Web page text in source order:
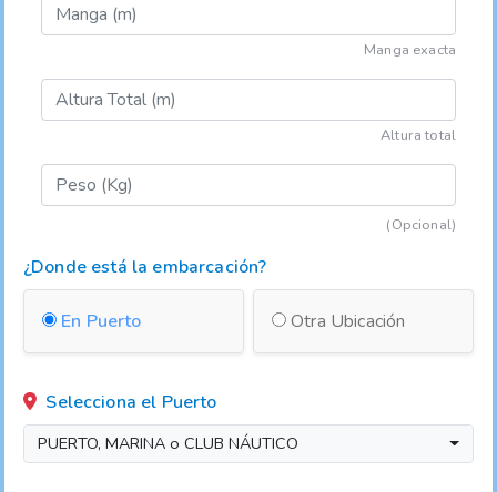
Manga exacta
Altura total
(Opcional)
¿Donde está la embarcación?
En Puerto Otra Ubicación
Selecciona el Puerto
PUERTO, MARINA o CLUB NÁUTICO